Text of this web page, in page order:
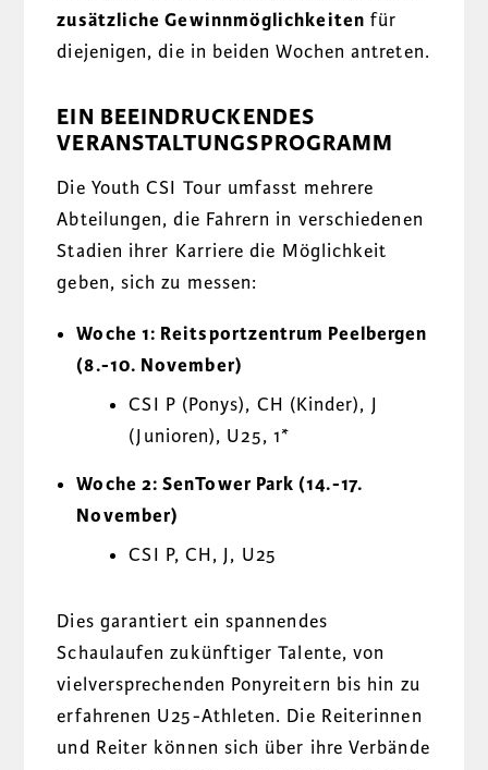
zusätzliche Gewinnmöglichkeiten für
diejenigen, die in beiden Wochen antreten.
EIN BEEINDRUCKENDES
VERANSTALTUNGSPROGRAMM
Die Youth CSI Tour umfasst mehrere
Abteilungen, die Fahrern in verschiedenen
Stadien ihrer Karriere die Möglichkeit
geben, sich zu messen:
Woche 1: Reitsportzentrum Peelbergen
(8.-10. November)
CSI P (Ponys), CH (Kinder), J
(Junioren), U25, 1*
Woche 2: SenTower Park (14.-17.
November)
CSI P, CH, J, U25
Dies garantiert ein spannendes
Schaulaufen zukünftiger Talente, von
vielversprechenden Ponyreitern bis hin zu
erfahrenen U25-Athleten. Die Reiterinnen
und Reiter können sich über ihre Verbände